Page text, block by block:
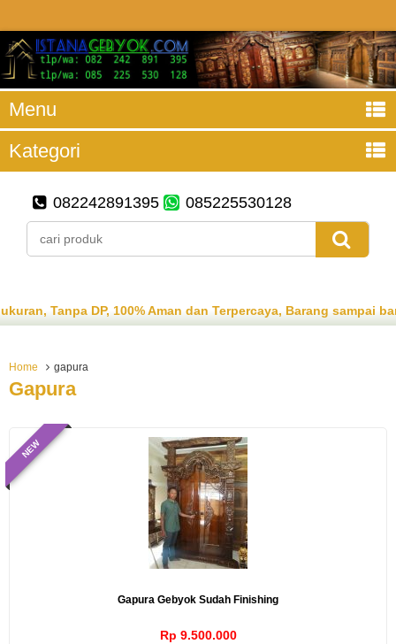
Menu
Kategori
082242891395 085225530128
DP, 100% Aman dan Terpercaya, Barang sampai baru
Home gapura
Gapura
NEW
Gapura Gebyok Sudah Finishing
Rp 9.500.000